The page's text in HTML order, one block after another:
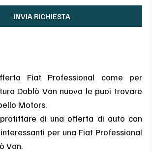
come per
trovare
Motors.
di una offerta di auto con
per una Fiat Professional
Van.